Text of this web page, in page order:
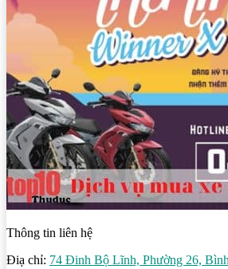
Thông tin liên hệ
Điạ chỉ: 74 Đinh Bộ Lĩnh, Phường 26,